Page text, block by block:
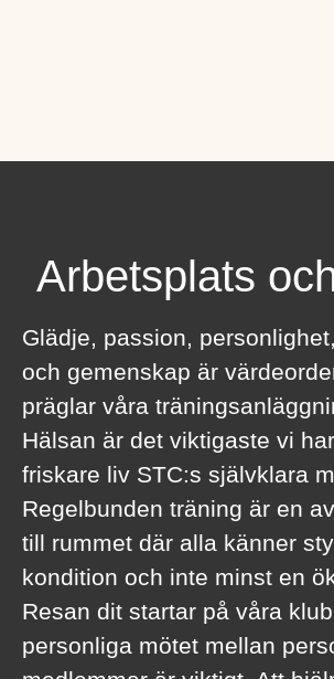
Arbetsplats
Glädje, passion,
och gemenskap är
präglar våra
Hälsan är det viktigaste vi
friskare liv STC:s självklara
Regelbunden träning är en
till rummet där alla känner
kondition och inte minst en
Resan dit startar på våra
personliga mötet mellan